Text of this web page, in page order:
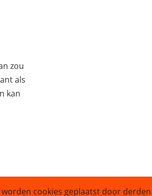
zou
als
kan
cookies geplaatst door